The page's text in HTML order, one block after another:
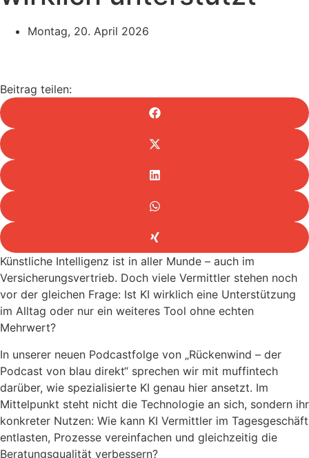
Montag, 20. April 2026
Beitrag teilen:
Künstliche Intelligenz ist in aller Munde – auch im
Versicherungsvertrieb. Doch viele Vermittler stehen noch
vor der gleichen Frage: Ist KI wirklich eine Unterstützung
im Alltag oder nur ein weiteres Tool ohne echten
Mehrwert?
In unserer neuen Podcastfolge von „Rückenwind – der
Podcast von blau direkt“ sprechen wir mit muffintech
darüber, wie spezialisierte KI genau hier ansetzt. Im
Mittelpunkt steht nicht die Technologie an sich, sondern ihr
konkreter Nutzen: Wie kann KI Vermittler im Tagesgeschäft
entlasten, Prozesse vereinfachen und gleichzeitig die
Beratungsqualität verbessern?